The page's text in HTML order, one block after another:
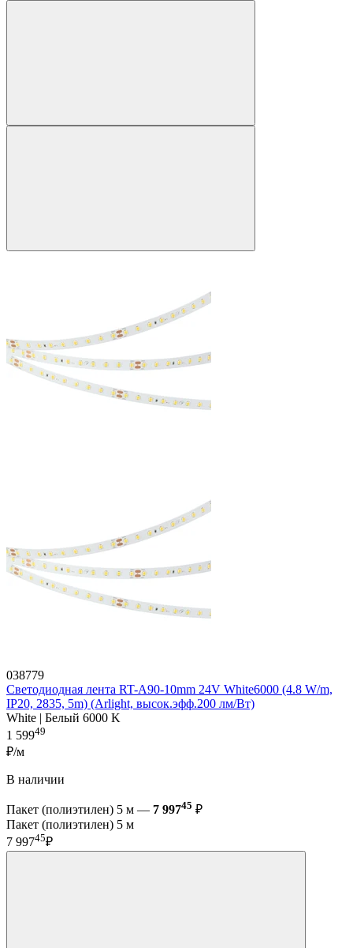
038779
Светодиодная лента RT-A90-10mm 24V White6000 (4.8 W/m,
IP20, 2835, 5m) (Arlight, высок.эфф.200 лм/Вт)
White | Белый 6000 K
1 59949
₽/м
В наличии
Пакет (полиэтилен) 5 м — 7 99745 ₽
Пакет (полиэтилен) 5 м
7 99745₽